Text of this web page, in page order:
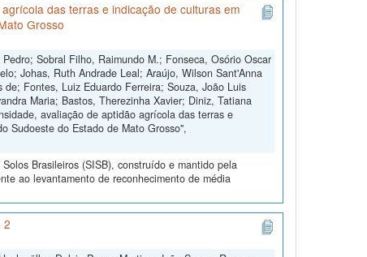
das terras e indicação de culturas em
Grosso
Sobral Filho, Raimundo M.; Fonseca, Osório Oscar
Johas, Ruth Andrade Leal; Araújo, Wilson Sant'Anna
Fontes, Luiz Eduardo Ferreira; Souza, João Luis
Maria; Bastos, Therezinha Xavier; Diniz, Tatiana
avaliação de aptidão agrícola das terras e
Sudoeste do Estado de Mato Grosso",
Brasileiros (SISB), construído e mantido pela
ao levantamento de reconhecimento de média
2